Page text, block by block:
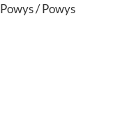
/ Powys